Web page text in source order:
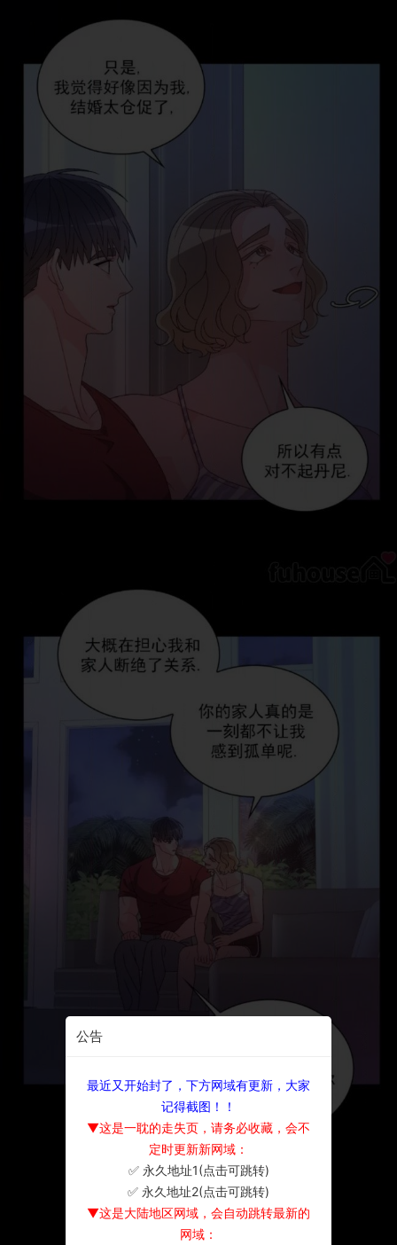
公告
最近又开始封了，下方网域有更新，大家
记得截图！！
▼这是一耽的走失页，请务必收藏，会不
定时更新新网域：
✅ 永久地址1(点击可跳转)
✅ 永久地址2(点击可跳转)
▼这是大陆地区网域，会自动跳转最新的
网域：